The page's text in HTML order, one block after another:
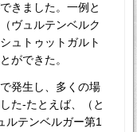
きました。一例と
ヴュルテンベルク
ュトゥットガルト
ができた。
発生し、多くの場
た-たとえば、（と
ルテンベルガー第1